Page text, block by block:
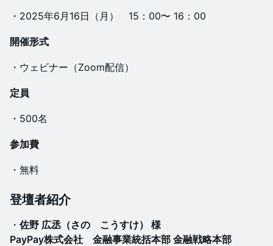
・2025年6月16日（月） 15：00〜 16：00
開催形式
​​​・ウェビナー（Zoom配信）
定員
​​​・500名
参加費
​・無料
​​​​​登壇者紹介
​​​・ 佐野 広丞（さの こうすけ） 様
PayPay株式会社 金融事業統括本部 金融戦略本部